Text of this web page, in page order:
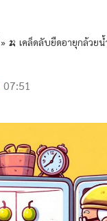
» 🍌 เคล็ดลับยืดอายุกล้วย
07:51